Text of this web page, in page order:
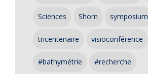
Sciences Shom symposium
tricentenaire visioconférence
#bathymétrie #recherche